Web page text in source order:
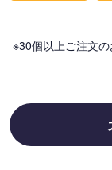
※30個以上ご注文